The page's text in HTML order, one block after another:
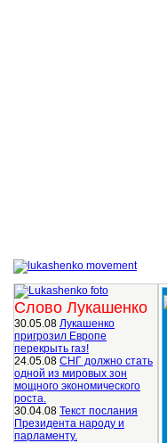
Слово Лукашенко
30.05.08 Лукашенко
пригрозил Европе
перекрыть газ!
24.05.08 СНГ должно стать
одной из мировых зон
мощного экономического
роста.
30.04.08 Текст послания
Президента народу и
парламенту.